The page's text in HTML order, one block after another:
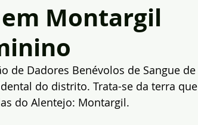
Montargil
de Dadores Benévolos de Sangue de
do distrito. Trata-se da terra que
do Alentejo: Montargil.